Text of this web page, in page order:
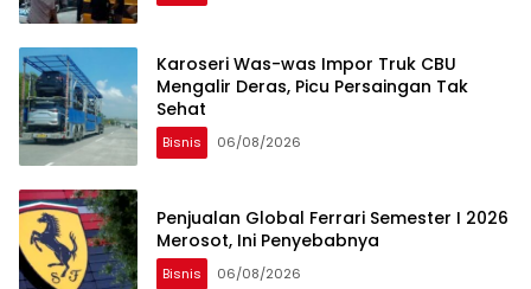
Karoseri Was-was Impor Truk CBU
Mengalir Deras, Picu Persaingan Tak
Sehat
Bisnis 06/08/2026
Penjualan Global Ferrari Semester I 2026
Merosot, Ini Penyebabnya
Bisnis 06/08/2026